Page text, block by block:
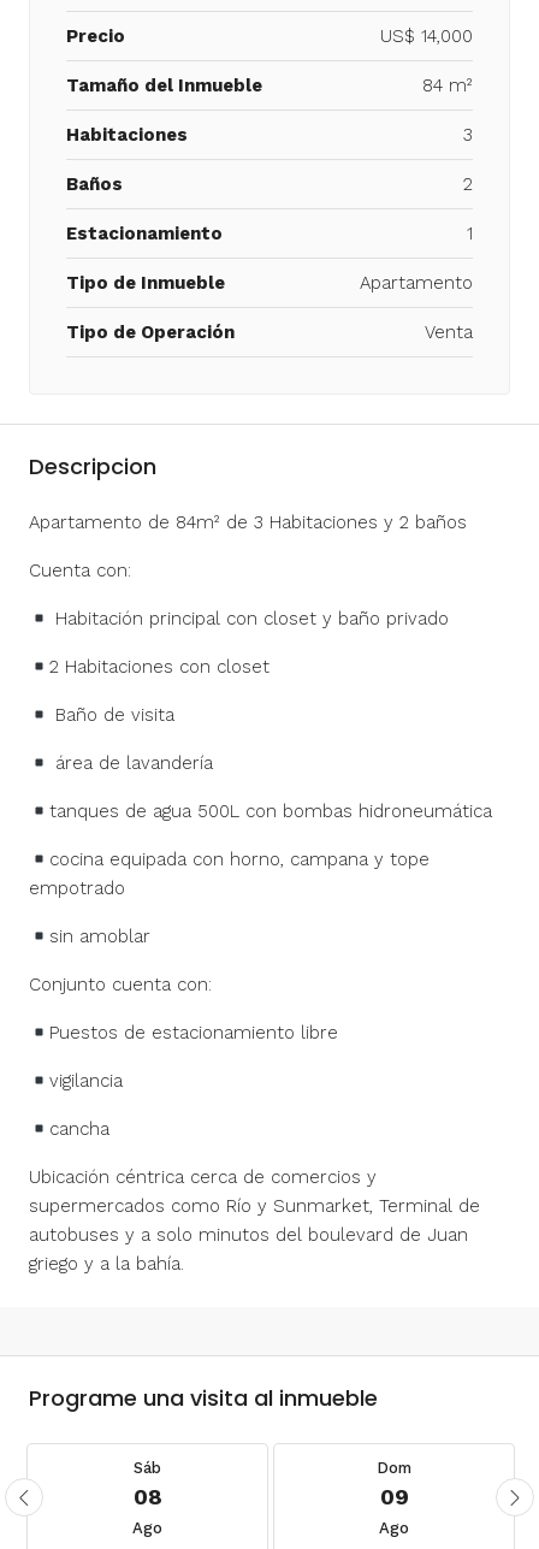
Precio US$ 14,000
Tamaño del Inmueble 84 m²
Habitaciones 3
Baños 2
Estacionamiento 1
Tipo de Inmueble Apartamento
Tipo de Operación Venta
Descripcion
Apartamento de 84m² de 3 Habitaciones y 2 baños
Cuenta con:
Habitación principal con closet y baño privado
2 Habitaciones con closet
Baño de visita
área de lavandería
tanques de agua 500L con bombas hidroneumática
cocina equipada con horno, campana y tope
empotrado
sin amoblar
Conjunto cuenta con:
Puestos de estacionamiento libre
vigilancia
cancha
Ubicación céntrica cerca de comercios y
supermercados como Río y Sunmarket, Terminal de
autobuses y a solo minutos del boulevard de Juan
griego y a la bahía.
Programe una visita al inmueble
Sáb
08
Ago
Dom
09
Ago